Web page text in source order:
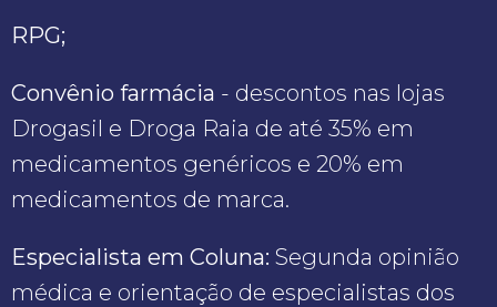
RPG;
Convênio farmácia - descontos nas lojas
Drogasil e Droga Raia de até 35% em
medicamentos genéricos e 20% em
medicamentos de marca.
Especialista em Coluna: Segunda opinião
médica e orientação de especialistas dos